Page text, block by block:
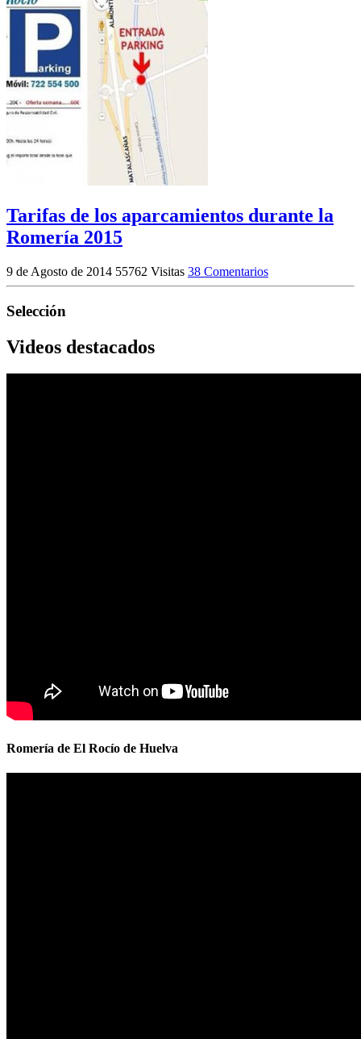
Tarifas de los aparcamientos durante la
Romería 2015
9 de Agosto de 2014 55762 Visitas 38 Comentarios
Selección
Videos destacados
Romería de El Rocío de Huelva